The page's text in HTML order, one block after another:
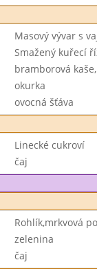
Masový vývar s
Smažený kuřecí
bramborová
okurka
ovocná šťáva
Linecké cukroví
čaj
Rohlík,mrkvová
zelenina
čaj